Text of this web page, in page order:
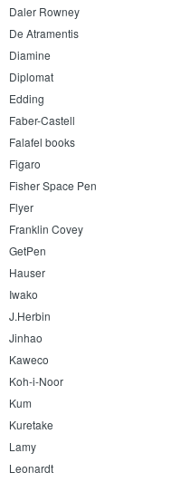
Daler Rowney
De Atramentis
Diamine
Diplomat
Edding
Faber-Castell
Falafel books
Figaro
Fisher Space Pen
Flyer
Franklin Covey
GetPen
Hauser
Iwako
J.Herbin
Jinhao
Kaweco
Koh-i-Noor
Kum
Kuretake
Lamy
Leonardt